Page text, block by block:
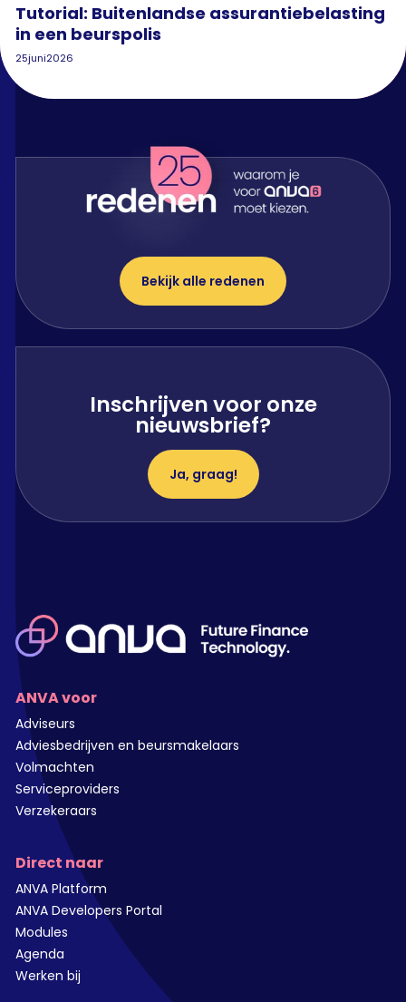
Tutorial: Buitenlandse assurantiebelasting
in een beurspolis
25juni2026
Bekijk alle redenen
Inschrijven voor onze
nieuwsbrief?
Ja, graag!
ANVA voor
Adviseurs
Adviesbedrijven en beursmakelaars
Volmachten
Serviceproviders
Verzekeraars
Direct naar
ANVA Platform
ANVA Developers Portal
Modules
Agenda
Werken bij